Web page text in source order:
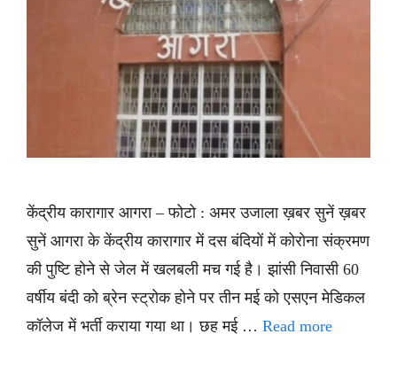
केंद्रीय कारागार आगरा – फोटो : अमर उजाला ख़बर सुनें ख़बर
सुनें आगरा के केंद्रीय कारागार में दस बंदियों में कोरोना संक्रमण
की पुष्टि होने से जेल में खलबली मच गई है। झांसी निवासी 60
वर्षीय बंदी को ब्रेन स्ट्रोक होने पर तीन मई को एसएन मेडिकल
कॉलेज में भर्ती कराया गया था। छह मई … Read more